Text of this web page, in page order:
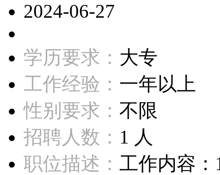
2024-06-27
学历要求： 大专
工作经验： 一年以上
性别要求： 不限
招聘人数： 1 人
职位描述： 工作内容